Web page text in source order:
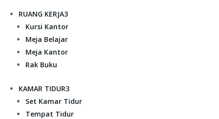
RUANG KERJA3
Kursi Kantor
Meja Belajar
Meja Kantor
Rak Buku
KAMAR TIDUR3
Set Kamar Tidur
Tempat Tidur